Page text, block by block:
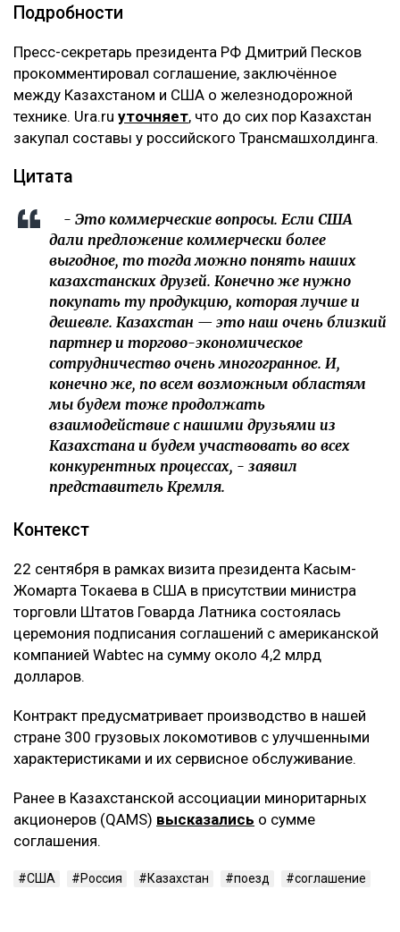
Подробности
‎Пресс-секретарь президента РФ Дмитрий Песков
прокомментировал соглашение, заключённое
между Казахстаном и США о железнодорожной
технике. Ura.ru уточняет, что до сих пор Казахстан
закупал составы у российского Трансмашхолдинга.
‎Цитата
‎ - Это коммерческие вопросы. Если США
дали предложение коммерчески более
выгодное, то тогда можно понять наших
казахстанских друзей. Конечно же нужно
покупать ту продукцию, которая лучше и
дешевле. Казахстан — это наш очень близкий
партнер и торгово-экономическое
сотрудничество очень многогранное. И,
конечно же, по всем возможным областям
мы будем тоже продолжать
взаимодействие с нашими друзьями из
Казахстана и будем участвовать во всех
конкурентных процессах, - заявил
представитель Кремля.
‎Контекст
‎22 сентября в рамках визита президента Касым-
Жомарта Токаева в США в присутствии министра
торговли Штатов Говарда Латника состоялась
церемония подписания соглашений с американской
компанией Wabtec на сумму около 4,2 млрд
долларов.
‎Контракт предусматривает производство в нашей
стране 300 грузовых локомотивов с улучшенными
характеристиками и их сервисное обслуживание.
Ранее в Казахстанской ассоциации миноритарных
акционеров (QAMS) высказались о сумме
соглашения.
США Россия Казахстан поезд соглашение